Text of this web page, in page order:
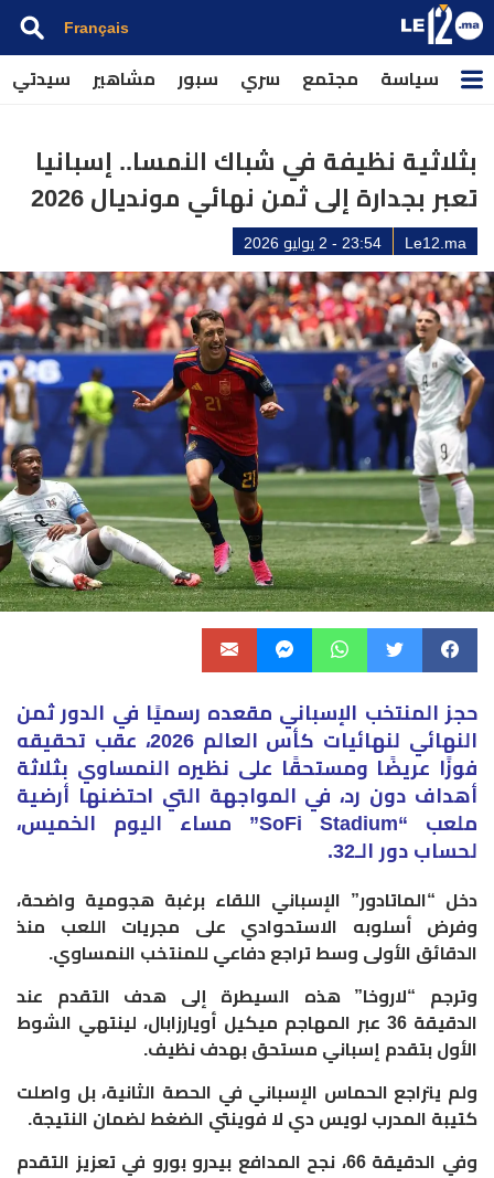
Français
سياسة مجتمع سري سبور مشاهير سيدتي
بثلاثية نظيفة في شباك النمسا.. إسبانيا
تعبر بجدارة إلى ثمن نهائي مونديال 2026
Le12.ma 23:54 - 2 يوليو 2026
​حجز المنتخب الإسباني مقعده رسميًا في الدور ثمن
النهائي لنهائيات كأس العالم 2026، عقب تحقيقه
فوزًا عريضًا ومستحقًا على نظيره النمساوي بثلاثة
أهداف دون رد، في المواجهة التي احتضنها أرضية
ملعب “SoFi Stadium” مساء اليوم الخميس،
لحساب دور الـ32.
​دخل “الماتادور” الإسباني اللقاء برغبة هجومية واضحة،
وفرض أسلوبه الاستحوادي على مجريات اللعب منذ
الدقائق الأولى وسط تراجع دفاعي للمنتخب النمساوي.
وترجم “لاروخا” هذه السيطرة إلى هدف التقدم عند
الدقيقة 36 عبر المهاجم ميكيل أويارزابال، لينتهي الشوط
الأول بتقدم إسباني مستحق بهدف نظيف.
و​لم يتراجع الحماس الإسباني في الحصة الثانية، بل واصلت
كتيبة المدرب لويس دي لا فوينتي الضغط لضمان النتيجة.
وفي الدقيقة 66، نجح المدافع بيدرو بورو في تعزيز التقدم